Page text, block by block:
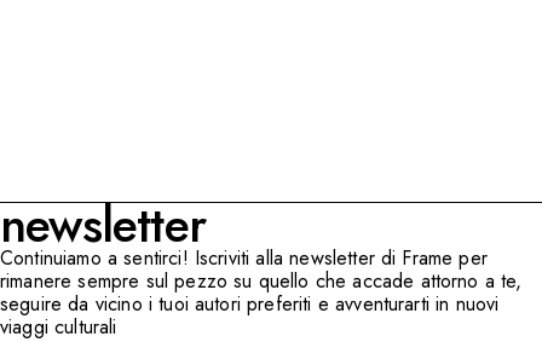
newsletter
Continuiamo a sentirci! Iscriviti alla newsletter di Frame per
rimanere sempre sul pezzo su quello che accade attorno a te,
seguire da vicino i tuoi autori preferiti e avventurarti in nuovi
viaggi culturali